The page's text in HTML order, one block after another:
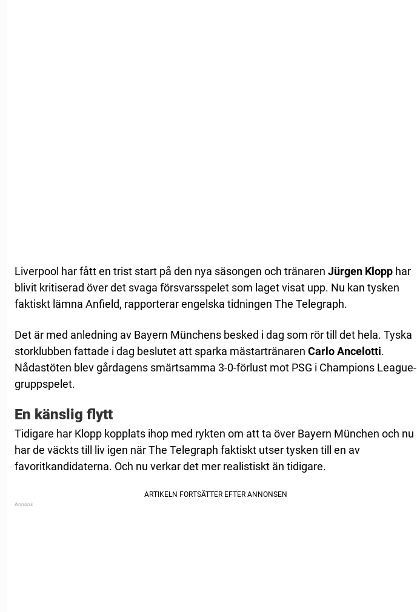
Liverpool har fått en trist start på den nya säsongen och tränaren Jürgen Klopp har
blivit kritiserad över det svaga försvarsspelet som laget visat upp. Nu kan tysken
faktiskt lämna Anfield, rapporterar engelska tidningen The Telegraph.
Det är med anledning av Bayern Münchens besked i dag som rör till det hela. Tyska
storklubben fattade i dag beslutet att sparka mästartränaren Carlo Ancelotti.
Nådastöten blev gårdagens smärtsamma 3-0-förlust mot PSG i Champions League-
gruppspelet.
En känslig flytt
Tidigare har Klopp kopplats ihop med rykten om att ta över Bayern München och nu
har de väckts till liv igen när The Telegraph faktiskt utser tysken till en av
favoritkandidaterna. Och nu verkar det mer realistiskt än tidigare.